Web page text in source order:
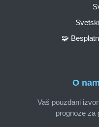
O
Vaš pouzdani
prognoze za
🧩